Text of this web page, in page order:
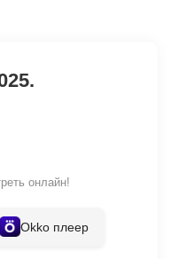
онлайн!
Okko плеер